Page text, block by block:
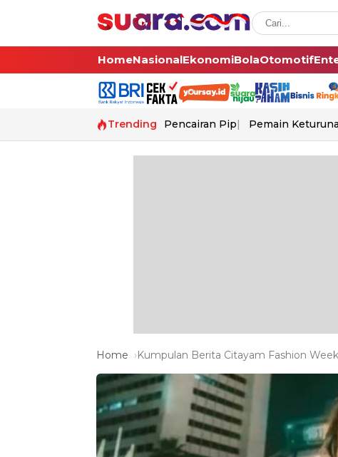
HomeNasionalEkonomiBolaOtomotif
Trending Pencairan Pip Pemain
Home Kumpulan Berita Citayam Fashion